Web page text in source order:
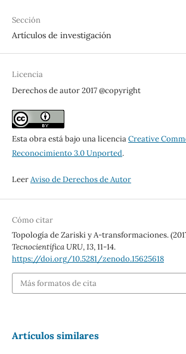
Sección
Artículos de investigación
Licencia
Derechos de autor 2017 @copyright
Esta obra está bajo una licenciaCreative
Reconocimiento 3.0 Unported.
LeerAviso de Derechos de Autor
Cómo citar
Topología de Zariski y A-transformaciones.
Tecnocientífica URU,13, 11-14.
https://doi.org/10.5281/zenodo.15625618
Más formatos de cita
Artículos similares